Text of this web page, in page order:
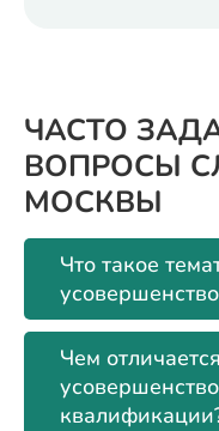
ЧАСТО
ВОПРОСЫ
МОСКВЫ
Что такое
Чем